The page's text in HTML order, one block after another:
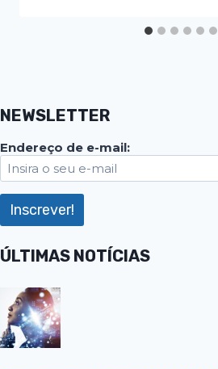
NEWSLETTER
Endereço de e-mail:
ÚLTIMAS NOTÍCIAS